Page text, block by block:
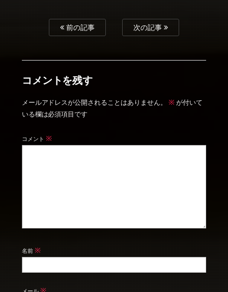
前の記事 次の記事
コメントを残す
メールアドレスが公開されることはありません。 ※ が付いて
いる欄は必須項目です
コメント ※
名前 ※
※